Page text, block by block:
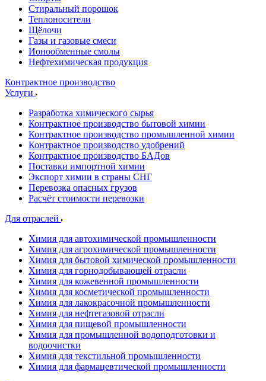
Стиральный порошок
Теплоносители
Щёлочи
Газы и газовые смеси
Ионообменные смолы
Нефтехимическая продукция
Контрактное производство
Услуги
Разработка химического сырья
Контрактное производство бытовой химии
Контрактное производство промышленной химии
Контрактное производство удобрений
Контрактное производство БАДов
Поставки импортной химии
Экспорт химии в страны СНГ
Перевозка опасных грузов
Расчёт стоимости перевозки
Для отраслей
Химия для автохимической промышленности
Химия для агрохимической промышленности
Химия для бытовой химической промышленности
Химия для горнодобывающей отрасли
Химия для кожевенной промышленности
Химия для косметической промышленности
Химия для лакокрасочной промышленности
Химия для нефтегазовой отрасли
Химия для пищевой промышленности
Химия для промышленной водоподготовки и
водоочистки
Химия для текстильной промышленности
Химия для фармацевтической промышленности